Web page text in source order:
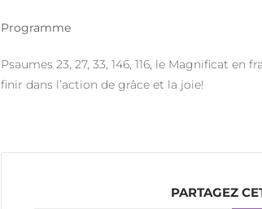
Programme
Psaumes 23, 27, 33, 146, 116, le Magnificat en
finir dans l’action de grâce et la joie!
PARTAGEZ